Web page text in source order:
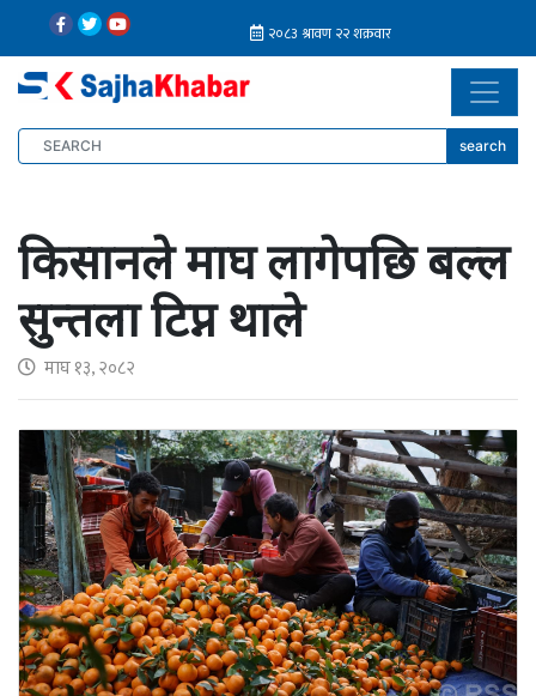
search
किसानले माघ लागेपछि बल्ल
सुन्तला टिप्न थाले
माघ १३, २०८२